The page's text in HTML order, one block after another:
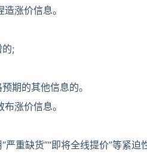
涨价信息。
的;
期的其他信息的。
涨价信息。
重缺货”“即将全线提价”等紧